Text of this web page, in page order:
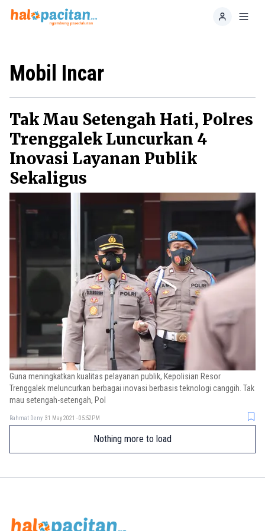
Home
Mobil Incar
Tak Mau Setengah Hati, Polres
Trenggalek Luncurkan 4
Inovasi Layanan Publik
Sekaligus
Guna meningkatkan kualitas pelayanan publik, Kepolisian Resor
Trenggalek meluncurkan berbagai inovasi berbasis teknologi canggih. Tak
mau setengah-setengah, Pol
Rahmat Deny 31 May 2021 - 05:52PM
Nothing more to load